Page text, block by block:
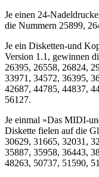
Je einen 24-
die Nummern 25899,
Je ein Disketten-und
Version 1.1, gewinnen
26395, 26558, 26824,
33971, 34572, 36395,
42687, 44785, 44837,
56127.
Je einmal »Das MIDI-
Diskette fielen auf die
30629, 31665, 32031,
35887, 35958, 36443,
48263, 50737, 51590,